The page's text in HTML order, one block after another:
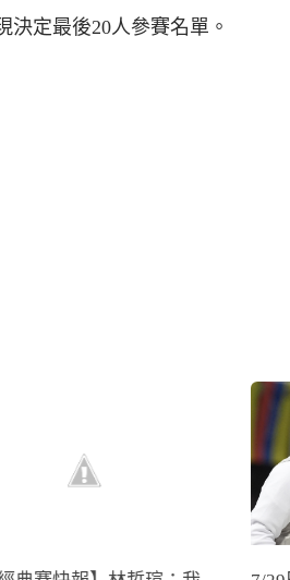
決定最後20人參賽名單。